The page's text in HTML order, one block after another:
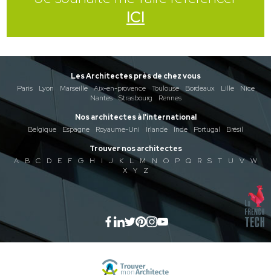
ICI
Les Architectes près de chez vous
Paris
Lyon Marseille Aix-en-provence Toulouse Bordeaux Lille
Nice
Nantes
Strasbourg
Rennes
Nos architectes à l'international
Belgique
Espagne Royaume-Uni Irlande Inde Portugal
Brésil
Trouver nos architectes
A
B C D E F G H I J K L M N O P Q R S T U V
W
X
Y Z